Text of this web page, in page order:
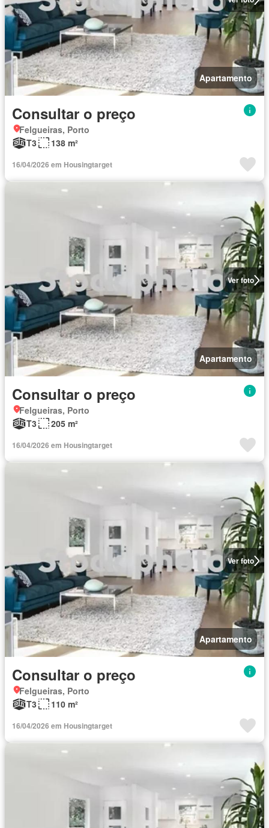
Apartamento
Consultar o preço
Felgueiras, Porto
T3
138 m²
16/04/2026 em Housingtarget
Ver foto
Apartamento
Consultar o preço
Felgueiras, Porto
T3
205 m²
16/04/2026 em Housingtarget
Ver foto
Apartamento
Consultar o preço
Felgueiras, Porto
T3
110 m²
16/04/2026 em Housingtarget